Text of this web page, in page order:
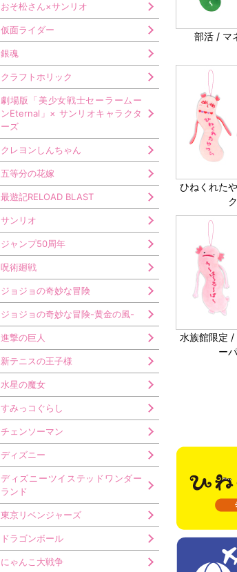
おそ松さん×サンリオ
仮面ライダー
銀魂
クラフトホリック
劇場版「美少女戦士セーラームー
ンEternal」× サンリオキャラクタ
ーズ
クレヨンしんちゃん
五等分の花嫁
最遊記RELOAD BLAST
サンリオ
ジャンプ50周年
呪術廻戦
ジョジョの奇妙な冒険
ジョジョの奇妙な冒険-黄金の風-
進撃の巨人
新テニスの王子様
水星の魔女
すみっコぐらし
チェンソーマン
ディズニー
ディズニーツイステッドワンダー
ランド
東京リベンジャーズ
ドラゴンボール
にゃんこ大戦争
部活 / マ
ひねくれた
ク
水族館限定 /
ー